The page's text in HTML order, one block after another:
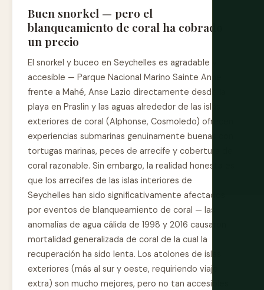
Buen snorkel — pero el
blanqueamiento de coral ha cobrado
un precio
El snorkel y buceo en Seychelles es agradable y
accesible — Parque Nacional Marino Sainte Anne
frente a Mahé, Anse Lazio directamente desde la
playa en Praslin y las aguas alrededor de las islas
exteriores de coral (Alphonse, Cosmoledo) ofrecen
experiencias submarinas genuinamente buenas con
tortugas marinas, peces de arrecife y cobertura de
coral razonable. Sin embargo, la realidad honesta es
que los arrecifes de las islas interiores de
Seychelles han sido significativamente afectados
por eventos de blanqueamiento de coral — las
anomalías de agua cálida de 1998 y 2016 causaron
mortalidad generalizada de coral de la cual la
recuperación ha sido lenta. Los atolones de islas
exteriores (más al sur y oeste, requiriendo viaje
extra) son mucho mejores, pero no tan accesibles